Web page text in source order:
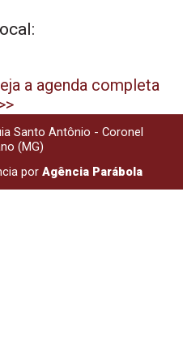
a agenda completa
Santo Antônio - Coronel
(MG)
por Agência Parábola